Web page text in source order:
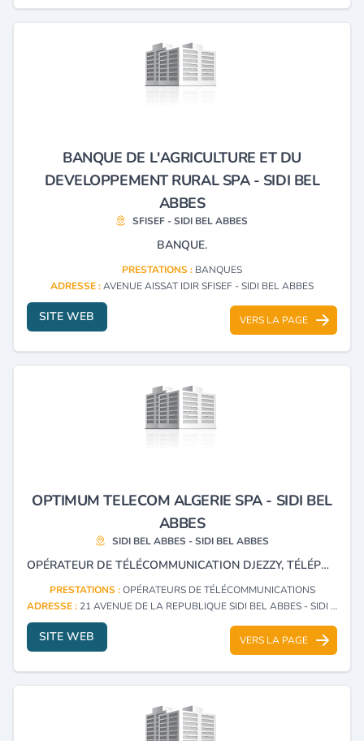
BANQUE DE L'AGRICULTURE ET DU
DEVELOPPEMENT RURAL SPA - SIDI BEL
ABBES
SFISEF - SIDI BEL ABBES
BANQUE.
PRESTATIONS : BANQUES
ADRESSE :AVENUE AISSAT IDIR SFISEF - SIDI BEL ABBES
SITE WEB VERS LA PAGE
OPTIMUM TELECOM ALGERIE SPA - SIDI BEL
ABBES
SIDI BEL ABBES - SIDI BEL ABBES
OPÉRATEUR DE TÉLÉCOMMUNICATION DJEZZY, TÉLÉPHONES MOBILES
PRESTATIONS :OPÉRATEURS DE TÉLÉCOMMUNICATIONS
ADRESSE : 21 AVENUE DE LA REPUBLIQUE SIDI BEL ABBES - SIDI BEL ABBES
SITE WEB VERS LA PAGE